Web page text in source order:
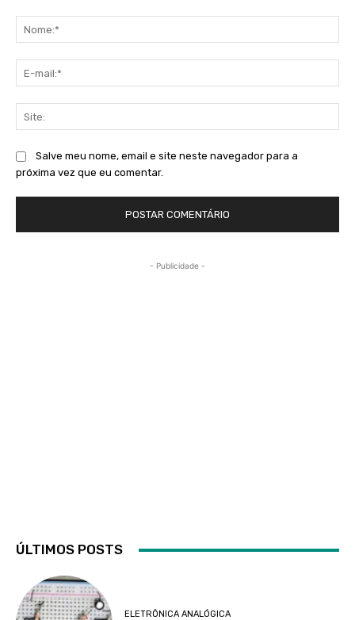
Salve meu nome, email e site neste navegador para a
próxima vez que eu comentar.
- Publicidade -
ÚLTIMOS POSTS
ELETRÔNICA ANALÓGICA